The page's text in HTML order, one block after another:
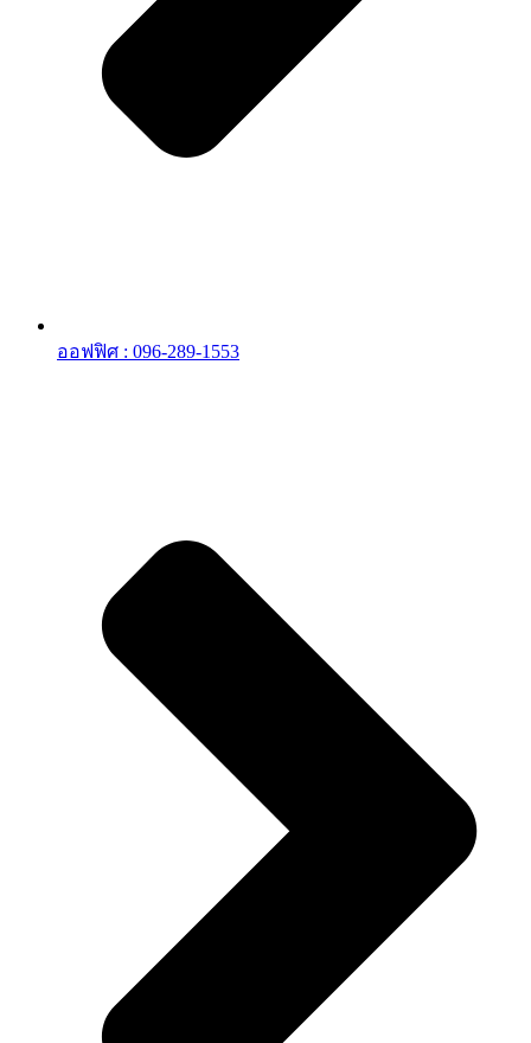
ออฟฟิศ : 096-289-1553